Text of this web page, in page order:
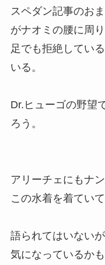
スペダン記事のお
がナオミの腰に周
足でも拒絶してい
いる。
Dr.ヒューゴの野望
ろう。
アリーチェにもナ
この水着を着てい
語られてはいない
気になっているか